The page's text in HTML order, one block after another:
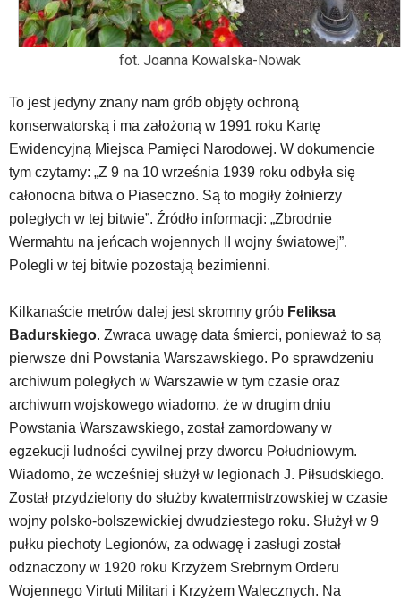
fot. Joanna Kowalska-Nowak
To jest jedyny znany nam grób objęty ochroną
konserwatorską i ma założoną w 1991 roku Kartę
Ewidencyjną Miejsca Pamięci Narodowej. W dokumencie
tym czytamy: „Z 9 na 10 września 1939 roku odbyła się
całonocna bitwa o Piaseczno. Są to mogiły żołnierzy
poległych w tej bitwie”. Źródło informacji: „Zbrodnie
Wermahtu na jeńcach wojennych II wojny światowej”.
Polegli w tej bitwie pozostają bezimienni.
Kilkanaście metrów dalej jest skromny grób Feliksa
Badurskiego. Zwraca uwagę data śmierci, ponieważ to są
pierwsze dni Powstania Warszawskiego. Po sprawdzeniu
archiwum poległych w Warszawie w tym czasie oraz
archiwum wojskowego wiadomo, że w drugim dniu
Powstania Warszawskiego, został zamordowany w
egzekucji ludności cywilnej przy dworcu Południowym.
Wiadomo, że wcześniej służył w legionach J. Piłsudskiego.
Został przydzielony do służby kwatermistrzowskiej w czasie
wojny polsko-bolszewickiej dwudziestego roku. Służył w 9
pułku piechoty Legionów, za odwagę i zasługi został
odznaczony w 1920 roku Krzyżem Srebrnym Orderu
Wojennego Virtuti Militari i Krzyżem Walecznych. Na